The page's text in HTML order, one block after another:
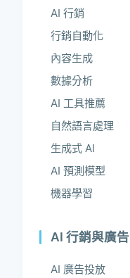
AI 行銷
行銷自動化
內容生成
數據分析
AI 工具推薦
自然語言處理
生成式 AI
AI 預測模型
機器學習
AI 行銷與廣告
AI 廣告投放